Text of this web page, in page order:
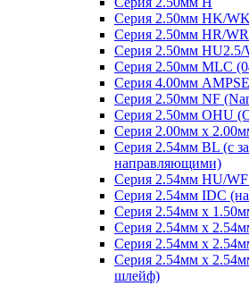
Серия 2.50мм HK/
Серия 2.50мм HR/WR
Серия 2.50мм HU2.5/
Серия 2.50мм MLC
Серия 4.00мм
Серия 2.50мм NF
Серия 2.50мм OHU
Серия 2.00мм x
Серия 2.54мм BL (с
направляющими)
Серия 2.54мм HU/
Серия 2.54мм IDC
Серия 2.54мм х
Серия 2.54мм х
Серия 2.54мм х
Серия 2.54мм х
шлейф)